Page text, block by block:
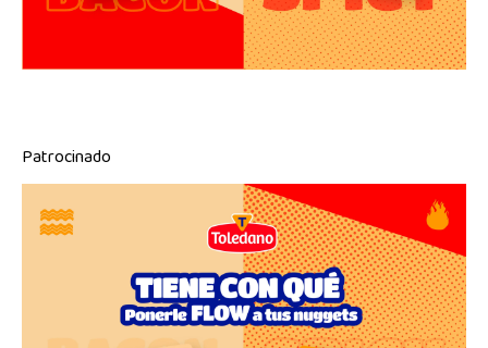
Patrocinado